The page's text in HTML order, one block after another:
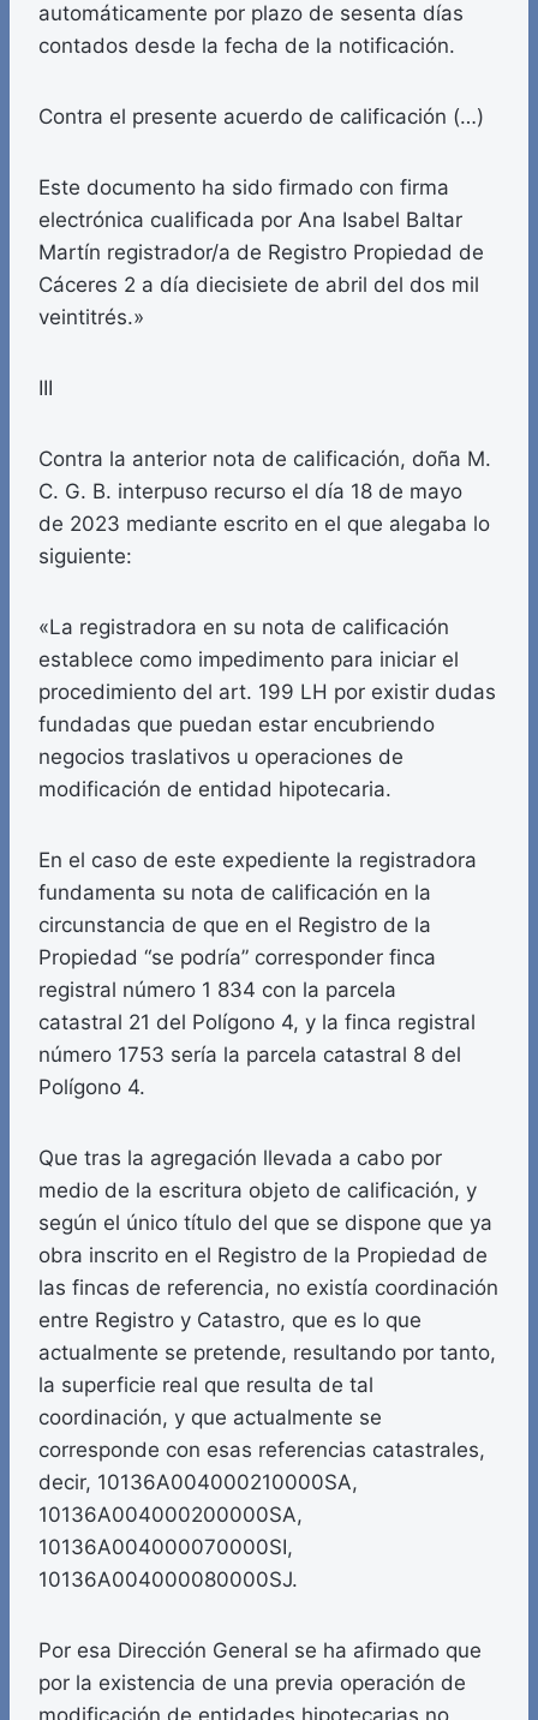
automáticamente por plazo de sesenta días
contados desde la fecha de la notificación.
Contra el presente acuerdo de calificación (…)
Este documento ha sido firmado con firma
electrónica cualificada por Ana Isabel Baltar
Martín registrador/a de Registro Propiedad de
Cáceres 2 a día diecisiete de abril del dos mil
veintitrés.»
III
Contra la anterior nota de calificación, doña M.
C. G. B. interpuso recurso el día 18 de mayo
de 2023 mediante escrito en el que alegaba lo
siguiente:
«La registradora en su nota de calificación
establece como impedimento para iniciar el
procedimiento del art. 199 LH por existir dudas
fundadas que puedan estar encubriendo
negocios traslativos u operaciones de
modificación de entidad hipotecaria.
En el caso de este expediente la registradora
fundamenta su nota de calificación en la
circunstancia de que en el Registro de la
Propiedad “se podría” corresponder finca
registral número 1 834 con la parcela
catastral 21 del Polígono 4, y la finca registral
número 1753 sería la parcela catastral 8 del
Polígono 4.
Que tras la agregación llevada a cabo por
medio de la escritura objeto de calificación, y
según el único título del que se dispone que ya
obra inscrito en el Registro de la Propiedad de
las fincas de referencia, no existía coordinación
entre Registro y Catastro, que es lo que
actualmente se pretende, resultando por tanto,
la superficie real que resulta de tal
coordinación, y que actualmente se
corresponde con esas referencias catastrales,
decir, 10136A004000210000SA,
10136A004000200000SA,
10136A004000070000SI,
10136A004000080000SJ.
Por esa Dirección General se ha afirmado que
por la existencia de una previa operación de